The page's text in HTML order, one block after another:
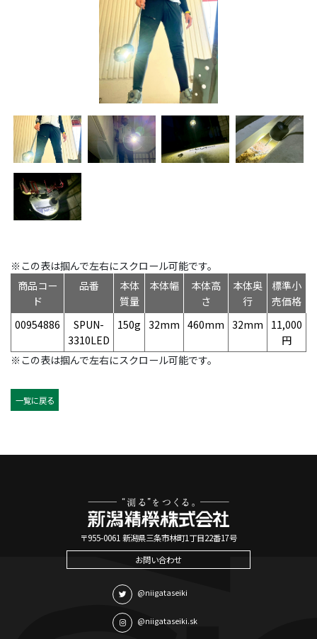
※この表は掴んで左右にスクロール可能です。
商品コー
ド
品番
本体
質量
本体幅
本体高
さ
本体奥
行
標準小
売価格
00954886
SPUN-
3310LED
150g 32mm 460mm 32mm
11,000
円
※この表は掴んで左右にスクロール可能です。
一覧に戻る
〒955-0061 新潟県三条市林町1丁目22番17号
お問い合わせ
@niigataseiki
@niigataseiki.sk